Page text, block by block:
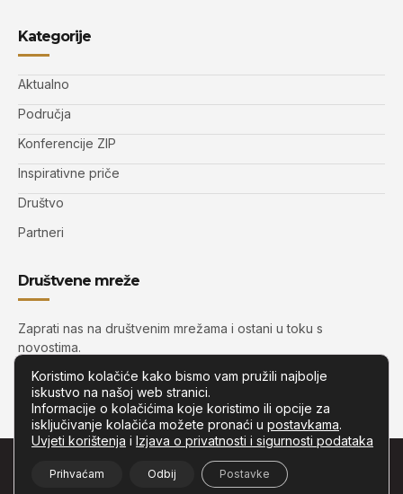
Kategorije
Aktualno
Područja
Konferencije ZIP
Inspirativne priče
Društvo
Partneri
Društvene mreže
Zaprati nas na društvenim mrežama i ostani u toku s
novostima.
Zip.com.hr– Sva prava pridržana.
Koristimo kolačiće kako bismo vam pružili najbolje
iskustvo na našoj web stranici.
Informacije o kolačićima koje koristimo ili opcije za
isključivanje kolačića možete pronaći u postavkama.
Uvjeti korištenja i Izjava o privatnosti i sigurnosti podataka
Prihvaćam Odbij Postavke